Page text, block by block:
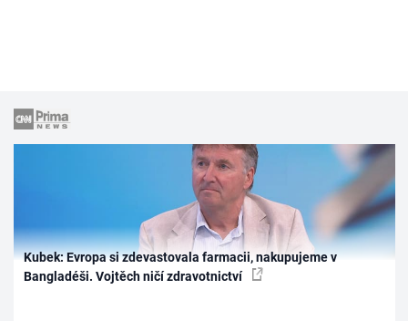
Kubek: Evropa si zdevastovala farmacii, nakupujeme v
Bangladéši. Vojtěch ničí zdravotnictví